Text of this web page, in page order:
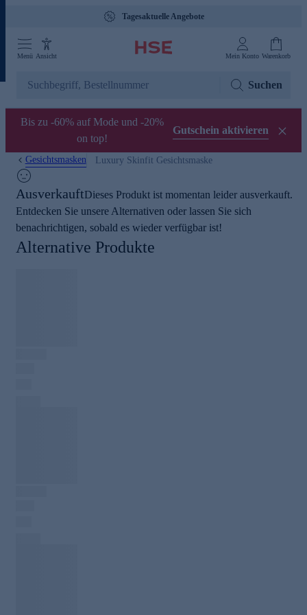
Tagesaktuelle Angebote
Menü Ansicht Mein Konto Warenkorb
Suchen
Bis zu -60% auf Mode und -20%
on top!
Gutschein aktivieren
Gesichtsmasken Luxury Skinfit Gesichtsmaske
AusverkauftDieses Produkt ist momentan leider ausverkauft.
Entdecken Sie unsere Alternativen oder lassen Sie sich
benachrichtigen, sobald es wieder verfügbar ist!
Alternative Produkte